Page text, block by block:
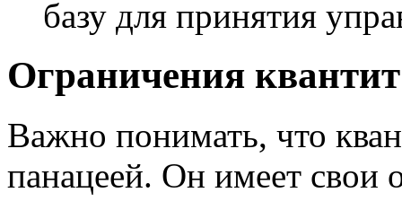
базу для принятия
Ограничения
Важно понимать, что
панацеей. Он имеет свои